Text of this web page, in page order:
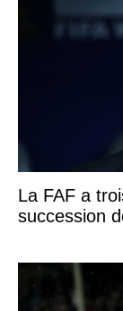
La FAF a
succession